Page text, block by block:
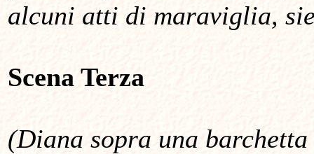
alcuni atti di maraviglia,
Scena Terza
(Diana sopra una barchetta